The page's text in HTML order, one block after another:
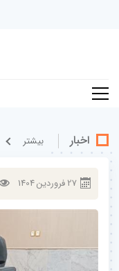
اخبار بيشتر
27فروردين1404